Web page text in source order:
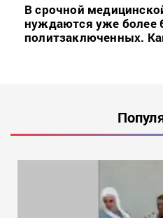
В срочной
нуждаются уже более
политзаключенных.